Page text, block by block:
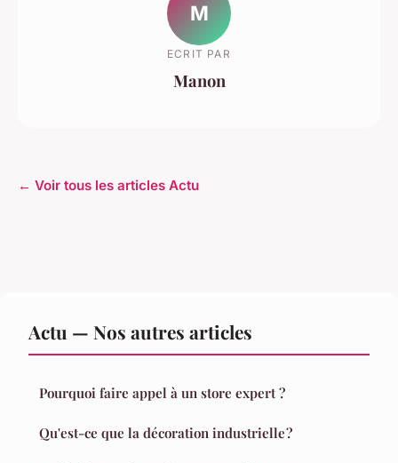
M
ECRIT PAR
Manon
← Voir tous les articles Actu
Actu — Nos autres articles
Pourquoi faire appel à un store expert ?
Qu'est-ce que la décoration industrielle ?